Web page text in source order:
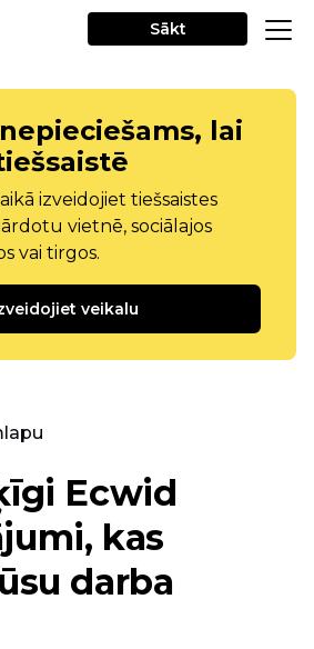
Sākt
lai
izveidojiet tiešsaistes
vietnē, sociālajos
vai tirgos.
veikalu
Ecwid
kas
darba